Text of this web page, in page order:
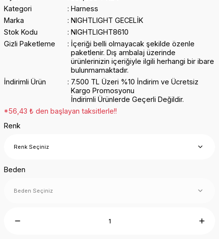
Kategori
Harness
Marka
NIGHTLIGHT GECELİK
Stok Kodu
NIGHTLIGHT8610
Gizli Paketleme
İçeriği belli olmayacak şekilde özenle
paketlenir. Dış ambalaj üzerinde
ürünlerinizin içeriğiyle ilgili herhangi bir ibare
bulunmamaktadır.
İndirimli Ürün
7.500 TL Üzeri %10 İndirim ve Ücretsiz
Kargo Promosyonu
İndirimli Ürünlerde Geçerli Değildir.
*56,43 ₺ den başlayan taksitlerle!!
Renk
Beden